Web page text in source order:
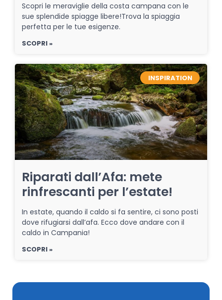
Scopri le meraviglie della costa campana con le
sue splendide spiagge libere!Trova la spiaggia
perfetta per le tue esigenze.
SCOPRI »
INSPIRATION
Riparati dall’Afa: mete
rinfrescanti per l’estate!
In estate, quando il caldo si fa sentire, ci sono posti
dove rifugiarsi dall’afa. Ecco dove andare con il
caldo in Campania!
SCOPRI »